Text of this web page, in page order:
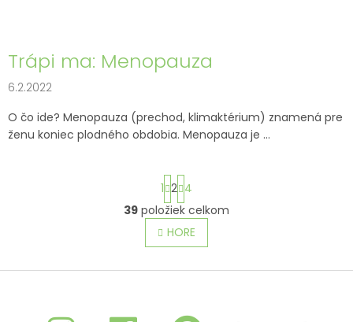
Trápi ma: Menopauza
6.2.2022
O čo ide? Menopauza (prechod, klimaktérium) znamená pre
ženu koniec plodného obdobia. Menopauza je ...
O
v
l
d
S
t
r
á
n
k
v
1 2 4
39 položiek celkom
HORE
Z